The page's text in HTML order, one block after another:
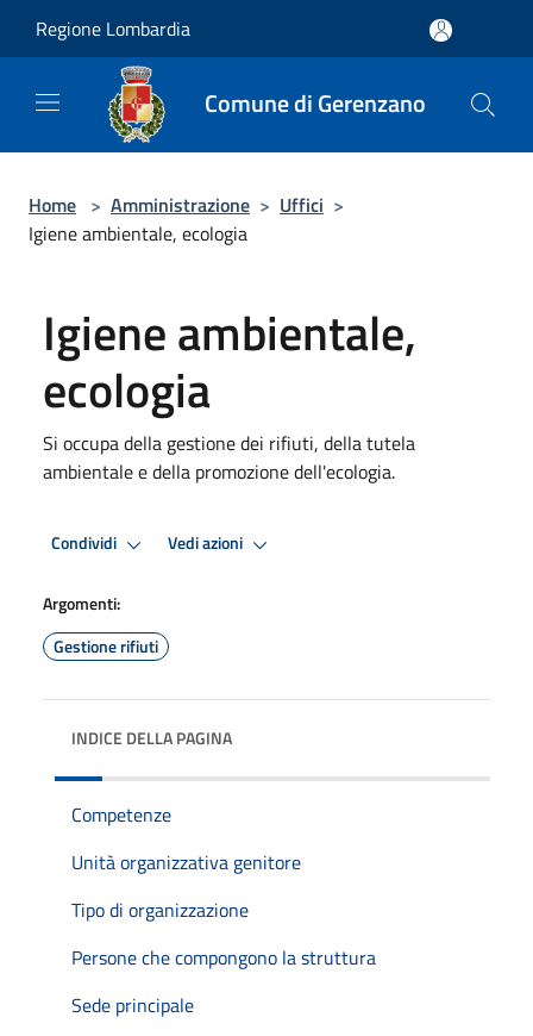
Regione Lombardia
Comune di Gerenzano
Home > Amministrazione > Uffici >
Igiene ambientale, ecologia
Igiene ambientale,
ecologia
Si occupa della gestione dei rifiuti, della tutela
ambientale e della promozione dell'ecologia.
Condividi Vedi azioni
Argomenti:
Gestione rifiuti
INDICE DELLA PAGINA
Competenze
Unità organizzativa genitore
Tipo di organizzazione
Persone che compongono la struttura
Sede principale